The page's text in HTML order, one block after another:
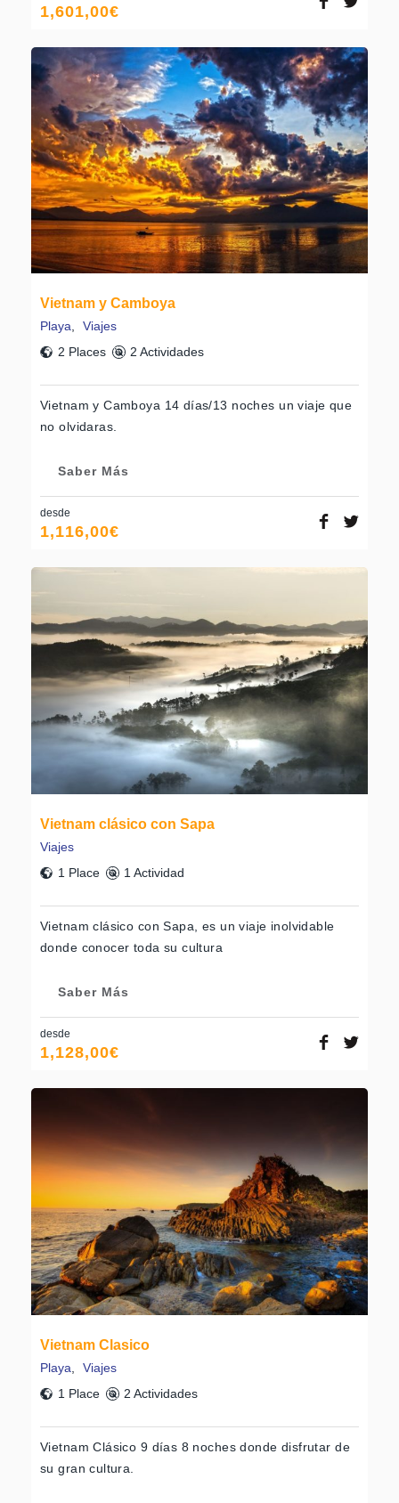
1,601,00€
Vietnam y Camboya
Playa
Viajes
2 Places
2 Actividades
Vietnam y Camboya 14 días/13 noches un viaje que
no olvidaras.
Saber Más
desde
1,116,00€
Vietnam clásico con Sapa
Viajes
1 Place
1 Actividad
Vietnam clásico con Sapa, es un viaje inolvidable
donde conocer toda su cultura
Saber Más
desde
1,128,00€
Vietnam Clasico
Playa
Viajes
1 Place
2 Actividades
Vietnam Clásico 9 días 8 noches donde disfrutar de
su gran cultura.